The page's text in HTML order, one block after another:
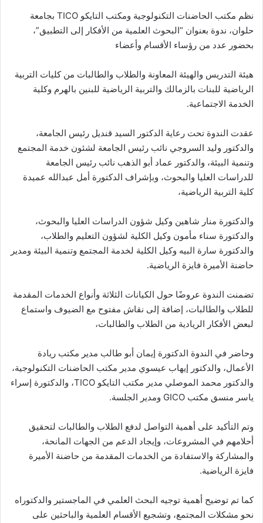
نظم مكتب الحاضنات التكنولوجية ومكتب التايكو TICO بجامعة
حلوان، ندوة بعنوان “البحوث العلمية من الأفكار إلى التطبيق”،
بحضور عدد من رؤساء الأقسام وأعضاء
هيئة التدريس والهيئة المعاونة والطلاب والطالبات من كليات التربية
الرياضية للبنات بالزمالك والتربية الرياضية للبنين بالهرم وكلية
الخدمة الاجتماعية.
عقدت الندوة تحت رعاية الدكتور السيد قنديل رئيس الجامعة،
والدكتور وليد السروجي نائب رئيس الجامعة لشئون خدمة المجتمع
وتنمية البيئة، والدكتور عماد أبو الذهب نائب رئيس الجامعة
للدراسات العليا والبحوث، وبإشراف الدكتورة أمل عبدالله عميدة
كلية التربية الرياضية،
والدكتورة منار شاهين وكيل شؤون الدراسات العليا والبحوث،
والدكتورة سناء مأمون وكيل الكلية لشؤون التعليم والطلاب،
والدكتورة سارة البيه وكيل الكلية لخدمة المجتمع وتنمية البيئة ومدير
حاضنة الأميرة فايزة الرياضية.
تضمنت الندوة عروضًا حول الكيانات الثلاثة وأنواع الخدمات المقدمة
للطلاب والطالبات، إضافة إلى نقاش مفتوح مع الضيوف واستماع
لبعض الأفكار الريادية من الطلاب والطالبات،
وحاضر في الندوة الدكتورة إيمان أبو طالب مدير مكتب ريادة
الأعمال، والدكتور إيهاب عيسوي مدير مكتب الحاضنات التكنولوجية،
والدكتور محمد الموصلي مدير مكتب التايكو TICO، والدكتورة إسراء
ياسر منسق مكتب GICO ومدير الجلسة.
وتم التأكيد على أهمية التواصل لدفع الطلاب والطالبات لتحقيق
أحلامهم في المشروعات، وإيجاد الدعم من الجهات المانحة،
والمشاركة والاستفادة من الخدمات المقدمة من حاضنة الأميرة
فايزة الرياضية.
كما تم توضيح أهمية توجيه البحث العلمي في الماجستير والدكتوراه
نحو مشكلات المجتمع، وتشجيع الأقسام العلمية والباحثين على